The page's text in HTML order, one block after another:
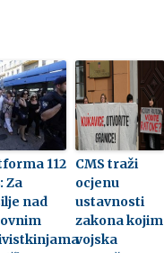
112
Za
nad
CMS traži
ocjenu
ustavnosti
zakona kojim
vojska